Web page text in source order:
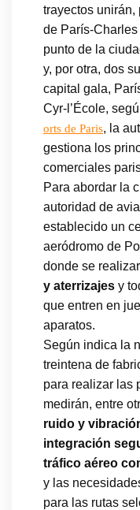
trayectos unirán,
de París-
punto de la
y, por otra, dos
capital gala,
Cyr-l’École,
orts de Paris, la
gestiona los
comerciales
Para abordar la
autoridad de
establecido un
aeródromo de
donde se
y aterrizajes y
que entren en
aparatos.
Según indica la
treintena de
para realizar las
medirán, entre
ruido y
integración
tráfico aéreo
y las
para las rutas